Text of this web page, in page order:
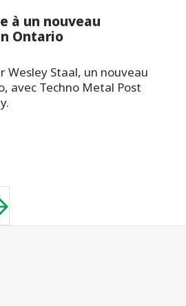
à un nouveau
Ontario
Wesley Staal, un nouveau
avec Techno Metal Post